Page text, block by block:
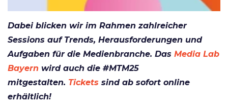
Dabei blicken wir im Rahmen zahlreicher
Sessions auf Trends, Herausforderungen und
Aufgaben für die Medienbranche. Das Media Lab
Bayern wird auch die #MTM25
mitgestalten. Tickets sind ab sofort online
erhältlich!